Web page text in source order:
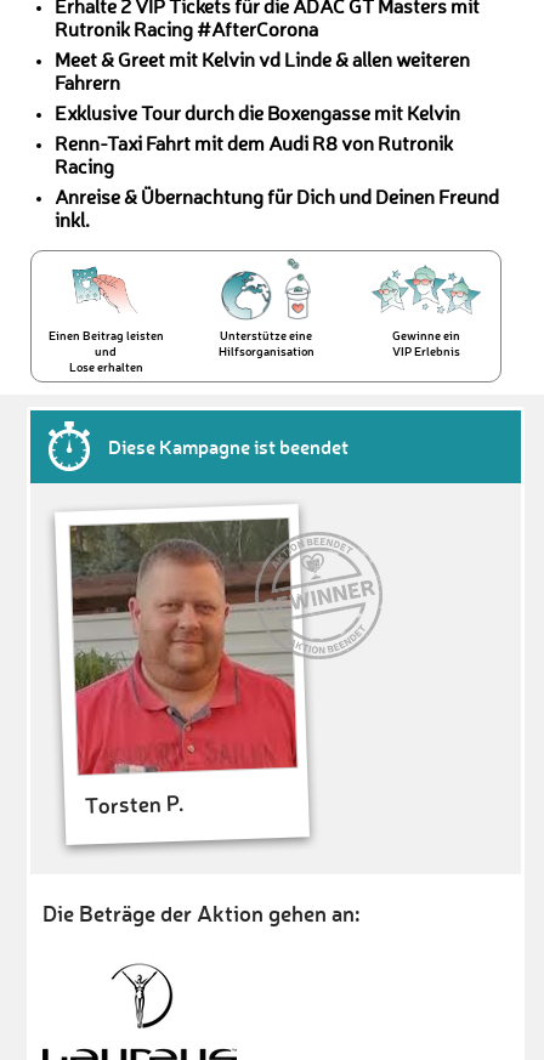
Erhalte 2 VIP Tickets für die ADAC GT Masters mit
Rutronik Racing #AfterCorona
Meet & Greet mit Kelvin vd Linde & allen weiteren
Fahrern
Exklusive Tour durch die Boxengasse mit Kelvin
Renn-Taxi Fahrt mit dem Audi R8 von Rutronik
Racing
Anreise & Übernachtung für Dich und Deinen Freund
inkl.
Einen Beitrag leisten
und
Lose erhalten
Unterstütze eine
Hilfsorganisation
Gewinne ein
VIP Erlebnis
Diese Kampagne ist beendet
Torsten P.
Die Beträge der Aktion gehen an: